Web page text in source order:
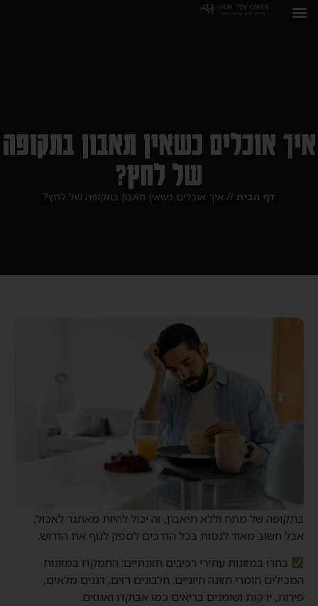
איך אוכלים כשאין תאבון בתקופה
של לחץ?
דף הבית // איך אוכלים כשאין תאבון בתקופה של לחץ?
בתקופה של מתח וללא תיאבון, זה יכול להיות מאתגר לאכול,
אבל חשוב מאוד לנסות בכל הדרכים לספק לגוף את הדרוש.
בחרו במזונות עתירי רכיבים תזונתיים: התמקדו במזונות
המכילים חומרי תזונה חיוניים. חלבונים רזים, דגנים מלאים,
פירות, ירקות ושומנים בריאים כמו אבוקדו ואגוזים.